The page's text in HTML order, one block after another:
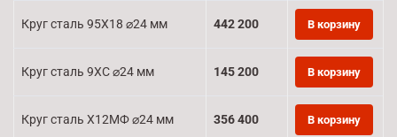
Круг сталь 95Х18 ⌀24 мм 442 200 В корзину
Круг сталь 9ХС ⌀24 мм 145 200 В корзину
Круг сталь Х12МФ ⌀24 мм 356 400 В корзину